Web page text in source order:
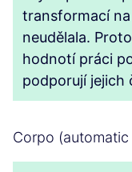
transformací
neudělala.
hodnotí práci
podporují jejich
Corpo